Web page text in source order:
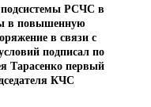
подсистемы РСЧС в
в повышенную
в связи с
подписал по
Тарасенко первый
КЧС